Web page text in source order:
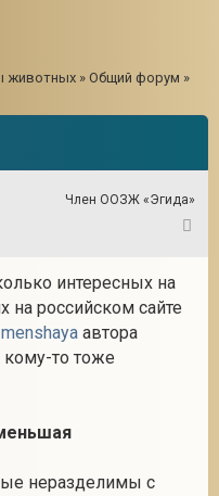
животных » Общий форум »
Член ООЗЖ «Эгида»
интересных на
на российском сайте
автора
то тоже
неразделимы с